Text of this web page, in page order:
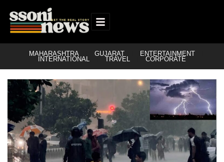
MAHARASHTRA GUJARAT ENTERTAINMENT
INTERNATIONAL TRAVEL CORPORATE